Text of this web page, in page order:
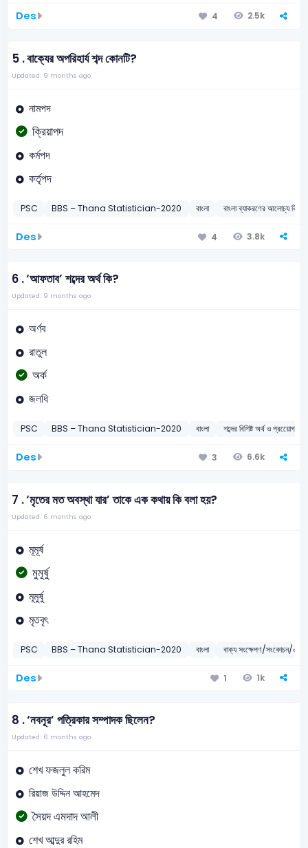
Des 4 2.5k
5 .বাক্যের অপরিহার্য শব্দ কোনটি?
Updated: 9 months ago
নামপদ
ক্রিয়াপদ
কর্মপদ
কর্তৃপদ
PSC BBS – Thana Statistician-2020 বাংলা বাংলা ব্যাকরণের আলোচ্য বিষয়
Des 4 3.8k
6 .‘আফতাব’ শব্দের অর্থ কি?
Updated: 9 months ago
অর্ণব
রাতুল
অর্ক
জলধি
PSC BBS – Thana Statistician-2020 বাংলা শব্দের বিশিষ্ট অর্থ ও প্রয়োেগ
Des 3 6.6k
7 .‘মৃতের মত অবস্থা যার’ তাকে এক কথায় কি বলা হয়?
Updated: 6 months ago
মূমূর্ষ
মুমূর্ষু
মূমুর্ষু
মৃতবৃৎ
PSC BBS – Thana Statistician-2020 বাংলা বাক্য সংক্ষেপণ/সংকোচন/এক
Des 1 1k
8 .‘নবনূর’ পত্রিকার সম্পাদক ছিলেন?
Updated: 6 months ago
শেখ ফজলুল করিম
রিয়াজ উদ্দিন আহমেদ
সৈয়দ এমদাদ আলী
শেখ আব্দুর রহিম